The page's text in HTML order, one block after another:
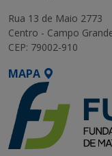
Rua 13 de Maio 2773
Centro - Campo
CEP: 79002-910
MAPA